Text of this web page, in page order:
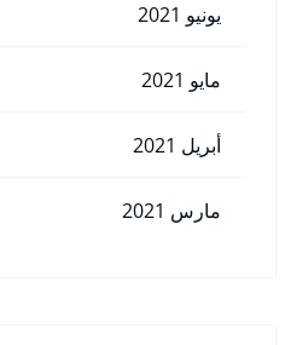
يونيو 2021
مايو 2021
أبريل 2021
مارس 2021